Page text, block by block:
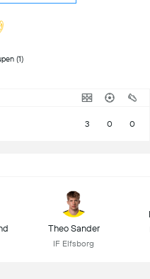
Svenska Cupen (1)
3 0 0
Theo Sander
IF Elfsborg